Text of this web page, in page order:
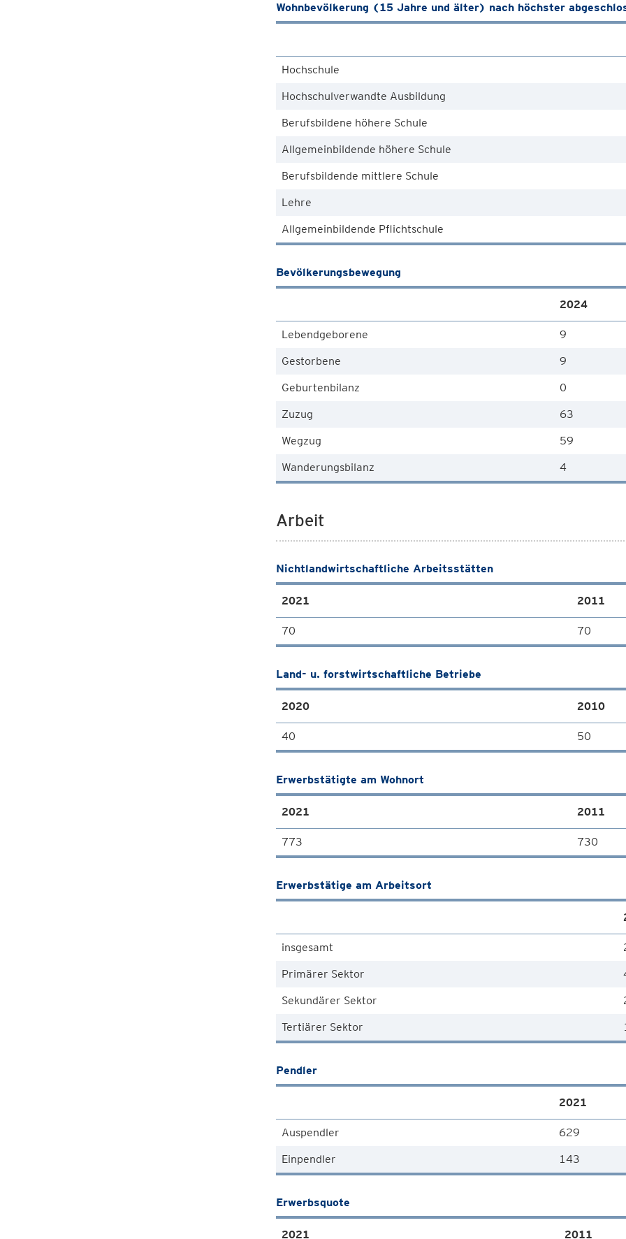
Wohnbevölkerung (15 Jahre und älter) nach höchster
Hochschule
Hochschulverwandte Ausbildung
Berufsbildene höhere Schule
Allgemeinbildende höhere Schule
Berufsbildende mittlere Schule
Lehre
Allgemeinbildende Pflichtschule
Bevölkerungsbewegung
2024
Lebendgeborene
9
Gestorbene
9
Geburtenbilanz
0
Zuzug
63
Wegzug
59
Wanderungsbilanz
4
Arbeit
Nichtlandwirtschaftliche Arbeitsstätten
2021 2011
70 70
Land- u. forstwirtschaftliche Betriebe
2020 2010
40 50
Erwerbstätigte am Wohnort
2021 2011
773 730
Erwerbstätige am Arbeitsort
insgesamt
Primärer Sektor
Sekundärer Sektor
Tertiärer Sektor
Pendler
2021
Auspendler
629
Einpendler
143
Erwerbsquote
2021 2011